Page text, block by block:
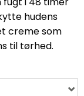
hudens
creme som
til tørhed.